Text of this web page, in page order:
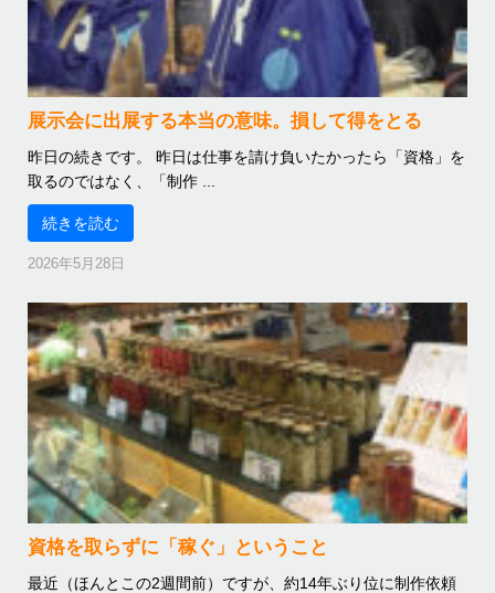
展示会に出展する本当の意味。損して得をとる
昨日の続きです。 昨日は仕事を請け負いたかったら「資格」を
取るのではなく、「制作 ...
続きを読む
2026年5月28日
資格を取らずに「稼ぐ」ということ
最近（ほんとこの2週間前）ですが、約14年ぶり位に制作依頼